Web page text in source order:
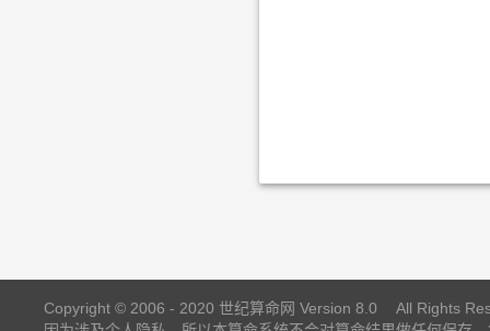
Copyright © 2006 - 2020 世纪算命网 Version 8.0 All Rights